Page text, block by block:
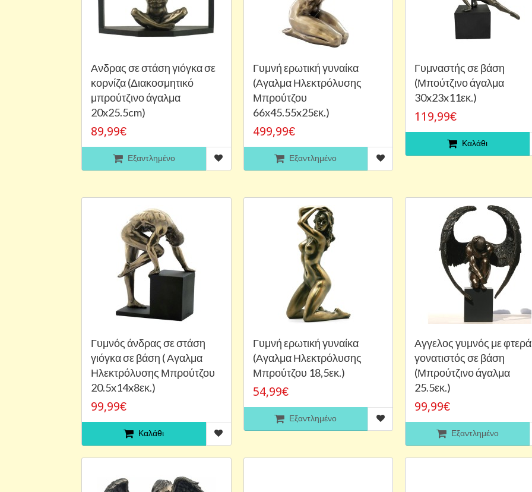
Ανδρας σε στάση γιόγκα σε
κορνίζα (Διακοσμητικό
μπρούτζινο άγαλμα
20x25.5cm)
89,99€
Εξαντλημένο
Γυμνή ερωτική γυναίκα
(Αγαλμα Ηλεκτρόλυσης
Μπρούτζου
66x45.55x25εκ.)
499,99€
Εξαντλημένο
Γυμναστής σε βάση
(Μπούτζινο άγαλμα
30x23x11εκ.)
119,99€
Καλάθι
Γυμνός άνδρας σε στάση
γιόγκα σε βάση ( Αγαλμα
Ηλεκτρόλυσης Μπρούτζου
20.5x14x8εκ.)
99,99€
Καλάθι
Γυμνή ερωτική γυναίκα
(Αγαλμα Ηλεκτρόλυσης
Μπρούτζου 18,5εκ.)
54,99€
Εξαντλημένο
Αγγελος γυμνός με φτερά
γονατιστός σε βάση
(Μπρούτζινο άγαλμα
25.5εκ.)
99,99€
Εξαντλημένο